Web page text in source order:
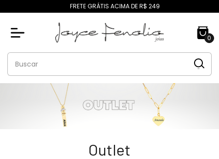
FRETE GRÁTIS ACIMA DE R$ 249
0
Outlet